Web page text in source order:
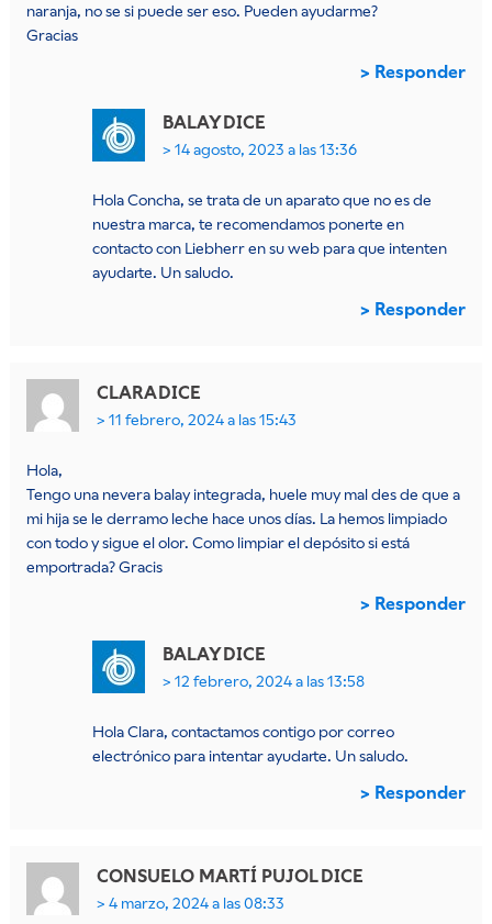
naranja, no se si puede ser eso. Pueden ayudarme?
Gracias
Responder
BALAY DICE
14 agosto, 2023 a las 13:36
Hola Concha, se trata de un aparato que no es de
nuestra marca, te recomendamos ponerte en
contacto con Liebherr en su web para que intenten
ayudarte. Un saludo.
Responder
CLARA DICE
11 febrero, 2024 a las 15:43
Hola,
Tengo una nevera balay integrada, huele muy mal des de que a
mi hija se le derramo leche hace unos días. La hemos limpiado
con todo y sigue el olor. Como limpiar el depósito si está
emportrada? Gracis
Responder
BALAY DICE
12 febrero, 2024 a las 13:58
Hola Clara, contactamos contigo por correo
electrónico para intentar ayudarte. Un saludo.
Responder
CONSUELO MARTÍ PUJOL DICE
4 marzo, 2024 a las 08:33